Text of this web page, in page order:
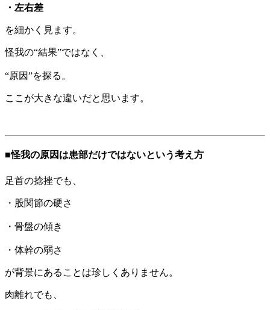
・左右差
を細かく見ます。
怪我の“結果”ではなく、
“原因”を探る。
ここが大きな違いだと思います。
■怪我の原因は患部だけではないという考え方
足首の捻挫でも、
・股関節の硬さ
・骨盤の傾き
・体幹の弱さ
が背景にあることは珍しくありません。
肉離れでも、